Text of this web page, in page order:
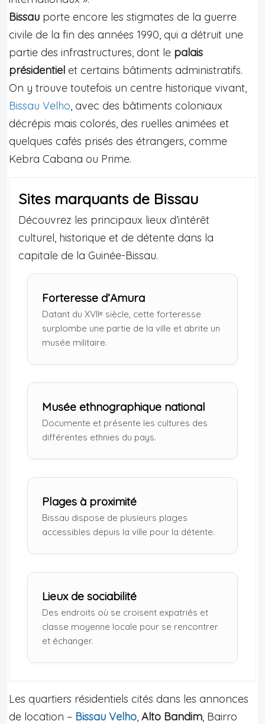
Bissau porte encore les stigmates de la guerre
civile de la fin des années 1990, qui a détruit une
partie des infrastructures, dont le palais
présidentiel et certains bâtiments administratifs.
On y trouve toutefois un centre historique vivant,
Bissau Velho, avec des bâtiments coloniaux
décrépis mais colorés, des ruelles animées et
quelques cafés prisés des étrangers, comme
Kebra Cabana ou Prime.
Sites marquants de Bissau
Découvrez les principaux lieux d’intérêt
culturel, historique et de détente dans la
capitale de la Guinée-Bissau.
Forteresse d’Amura
Datant du XVIIᵉ siècle, cette forteresse
surplombe une partie de la ville et abrite un
musée militaire.
Musée ethnographique national
Documente et présente les cultures des
différentes ethnies du pays.
Plages à proximité
Bissau dispose de plusieurs plages
accessibles depuis la ville pour la détente.
Lieux de sociabilité
Des endroits où se croisent expatriés et
classe moyenne locale pour se rencontrer
et échanger.
Les quartiers résidentiels cités dans les annonces
de location – Bissau Velho, Alto Bandim, Bairro